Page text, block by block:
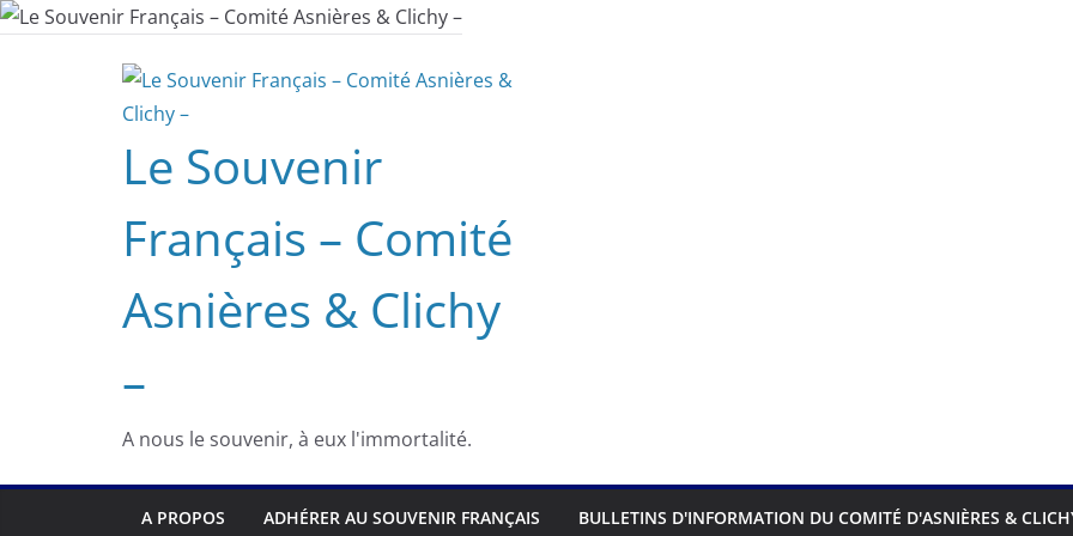
Passer
Le Souvenir
Français – Comité
Asnières & Clichy
–
A nous le souvenir, à eux l'immortalité.
A PROPOS ADHÉRER AU SOUVENIR FRANÇAIS BULLETINS D'INFORMATION DU COMITÉ D'ASNIÈRES &